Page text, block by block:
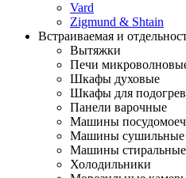
Vard
Zigmund & Shtain
Встраиваемая и
Вытяжки
Печи
Шкафы духовые
Шкафы для
Панели варочные
Машины
Машины сушильные
Машины стиральные
Холодильники